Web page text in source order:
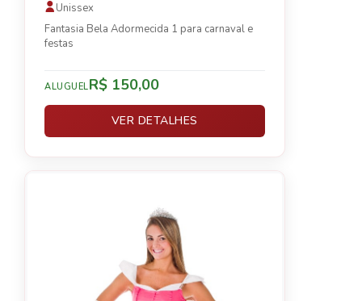
Unissex
Fantasia Bela Adormecida 1 para carnaval e
festas
ALUGUELR$ 150,00
VER DETALHES